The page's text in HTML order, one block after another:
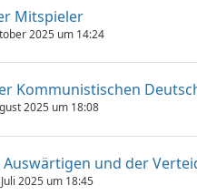
Mitspieler
2025 um 14:24
Kommunistischen
2025 um 18:08
und der
2025 um 18:45